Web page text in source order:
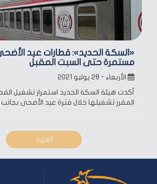
«السكة الحديد»: قطارات عيد
مستمرة حتى السبت المقبل
الأربعاء - ٢٨ يوليو ٢٠٢١
أكدت هيئة السكة الحديد استمرار تشغيل
المقرر تشغيلها خلال فترة عيد الأضحى بجانب
المزيد